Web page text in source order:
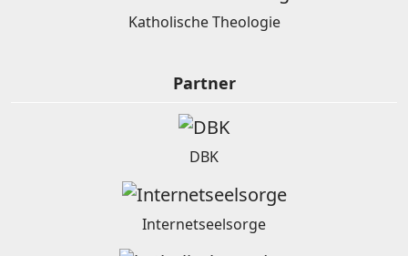
Katholische Theologie
Partner
DBK
Internetseelsorge